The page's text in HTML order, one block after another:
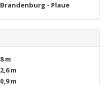
Brandenburg - Plaue
8 m
2,6 m
0,9 m